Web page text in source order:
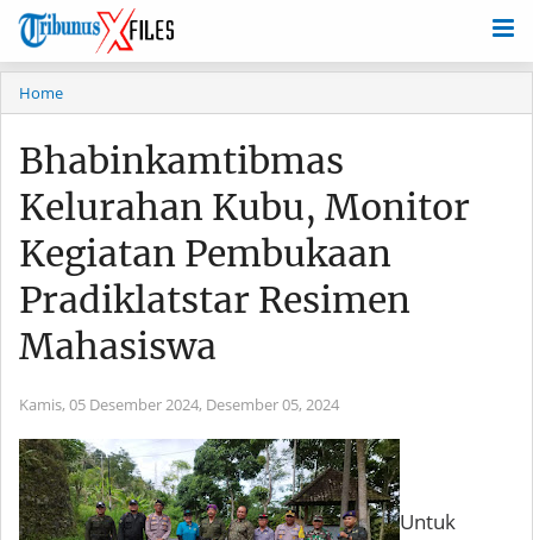
Home
Bhabinkamtibmas
Kelurahan Kubu, Monitor
Kegiatan Pembukaan
Pradiklatstar Resimen
Mahasiswa
Kamis, 05 Desember 2024, Desember 05, 2024
Untuk